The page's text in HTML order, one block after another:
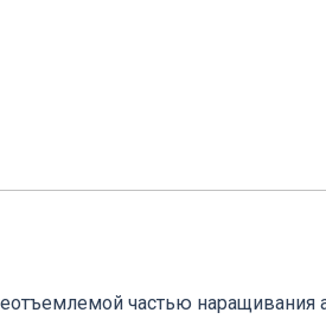
частью наращивания